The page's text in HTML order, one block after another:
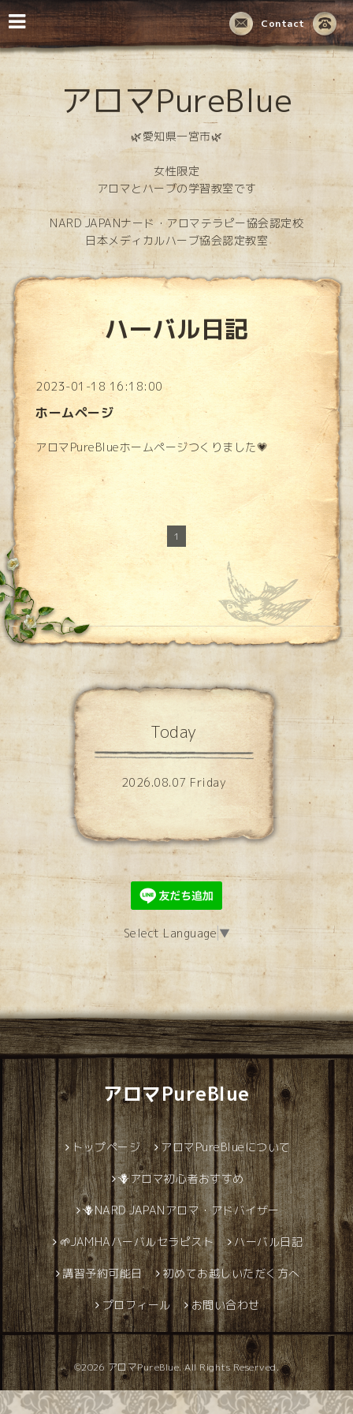
Contact
アロマPureBlue
🌿愛知県一宮市🌿
女性限定
アロマとハーブの学習教室です
NARD JAPANナード・アロマテラピー協会認定校
日本メディカルハーブ協会認定教室
ハーバル日記
2023-01-18 16:18:00
ホームページ
アロマPureBlueホームページつくりました💗
1
Today
2026.08.07 Friday
Select Language ▼
アロマPureBlue
トップページ アロマPureBlueについて
🪻アロマ初心者おすすめ
🪻NARD JAPANアロマ・アドバイザー
🌱JAMHAハーバルセラピスト ハーバル日記
講習予約可能日 初めてお越しいただく方へ
プロフィール お問い合わせ
©2026アロマPureBlue. All Rights Reserved.